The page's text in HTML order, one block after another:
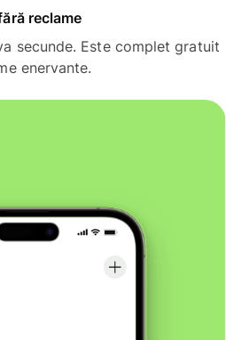
reclame
secunde. Este complet gratuit
enervante.